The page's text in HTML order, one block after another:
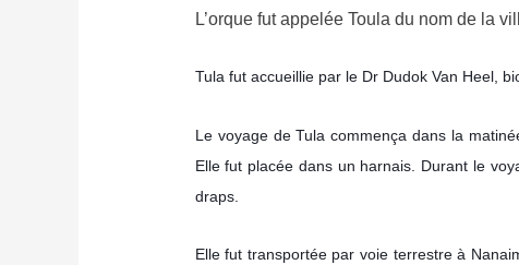
L’orque fut appelée Toula du nom de la
Tula fut accueillie par le Dr Dudok Van Heel,
Le voyage de Tula commença dans la
Elle fut placée dans un harnais. Durant le
draps.
Elle fut transportée par voie terrestre à